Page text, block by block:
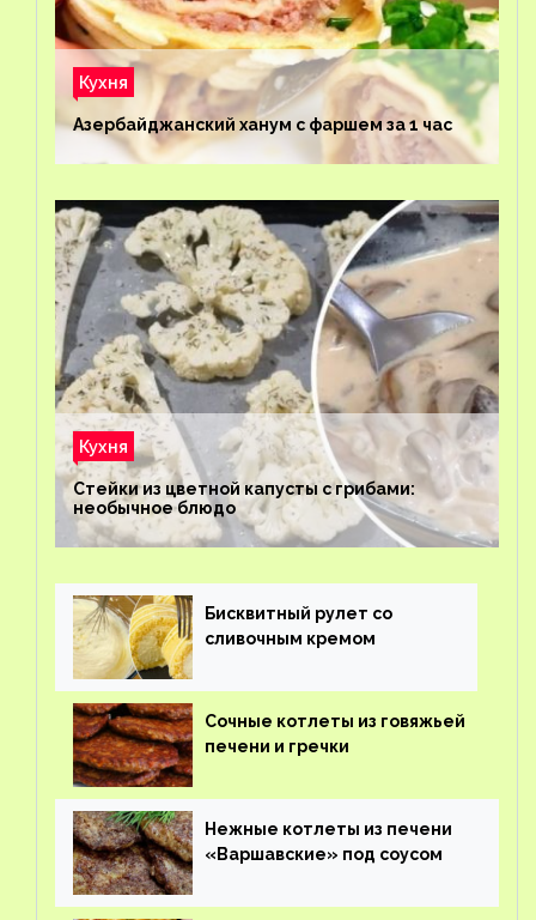
Кухня
Азербайджанский ханум с фаршем за 1 час
Кухня
Стейки из цветной капусты с грибами:
необычное блюдо
Бисквитный рулет со
сливочным кремом
Сочные котлеты из говяжьей
печени и гречки
Нежные котлеты из печени
«Варшавские» под соусом